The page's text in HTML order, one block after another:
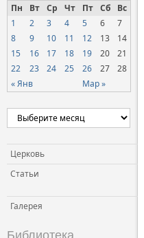
Пн
Вт Ср Чт Пт Сб Вс
« Янв Мар »
1 2 3 4 5 6
7
8
9 10 11 12 13
14
15
16 17 18 19 20
21
22
23 24 25 26 27 28
Церковь
Статьи
Галерея
Библиотека